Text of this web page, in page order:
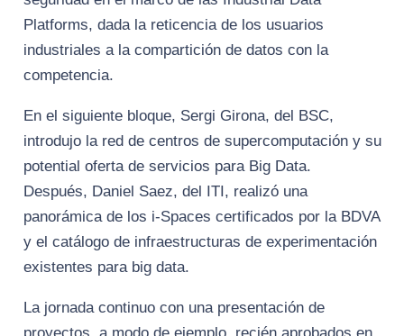
Platforms, dada la reticencia de los usuarios
industriales a la compartición de datos con la
competencia.
En el siguiente bloque, Sergi Girona, del BSC,
introdujo la red de centros de supercomputación y su
potential oferta de servicios para Big Data.
Después, Daniel Saez, del ITI, realizó una
panorámica de los i-Spaces certificados por la BDVA
y el catálogo de infraestructuras de experimentación
existentes para big data.
La jornada continuo con una presentación de